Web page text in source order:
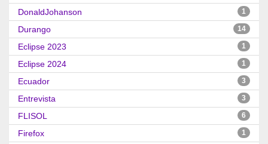
DonaldJohanson 1
Durango 14
Eclipse 2023 1
Eclipse 2024 1
Ecuador 3
Entrevista 3
FLISOL 6
Firefox 1